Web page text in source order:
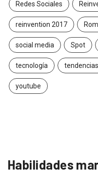
Redes Sociales
reinvention 2017
social media Spot
tecnología tendencias
youtube
Habilidades